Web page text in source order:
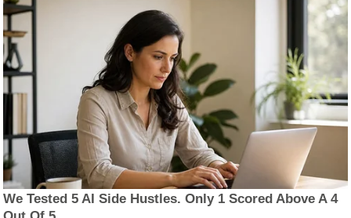
We Tested 5 AI Side Hustles. Only 1 Scored Above A 4